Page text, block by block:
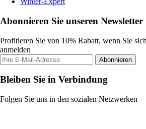
Abonnieren Sie unseren Newsletter
Profitieren Sie von 10% Rabatt, wenn Sie
anmelden
Abonnieren
Bleiben Sie in Verbindung
Folgen Sie uns in den sozialen Netzwerken